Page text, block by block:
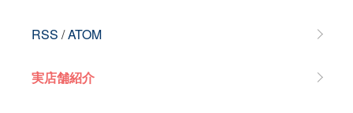
RSS /ATOM
実店舗紹介